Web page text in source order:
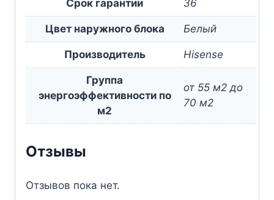
Срок гарантии 36
Цвет наружного блока Белый
Производитель Hisense
Группа
энергоэффективности по
м2
от 55 м2 до
70 м2
Отзывы
Отзывов пока нет.